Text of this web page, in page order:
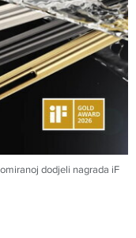
dodjeli nagrada iF